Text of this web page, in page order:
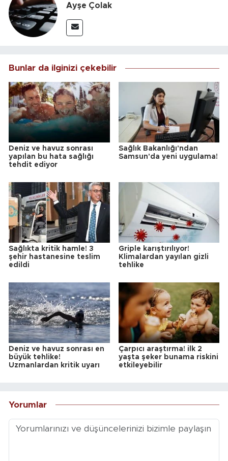
Ayşe Çolak
Bunlar da ilginizi çekebilir
Deniz ve havuz sonrası
yapılan bu hata sağlığı
tehdit ediyor
Sağlık Bakanlığı'ndan
Samsun'da yeni uygulama!
Sağlıkta kritik hamle! 3
şehir hastanesine teslim
edildi
Griple karıştırılıyor!
Klimalardan yayılan gizli
tehlike
Deniz ve havuz sonrası en
büyük tehlike!
Uzmanlardan kritik uyarı
Çarpıcı araştırma! ilk 2
yaşta şeker bunama riskini
etkileyebilir
Yorumlar